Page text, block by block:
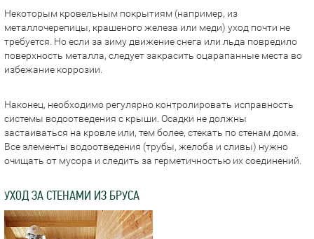
Некоторым кровельным покрытиям (например, из
металлочерепицы, крашеного железа или меди) уход почти не
требуется. Но если за зиму движение снега или льда повредило
поверхность металла, следует закрасить оцарапанные места во
избежание коррозии.
Наконец, необходимо регулярно контролировать исправность
системы водоотведения с крыши. Осадки не должны
застаиваться на кровле или, тем более, стекать по стенам дома.
Все элементы водоотведения (трубы, желоба и сливы) нужно
очищать от мусора и следить за герметичностью их соединений.
УХОД ЗА СТЕНАМИ ИЗ БРУСА